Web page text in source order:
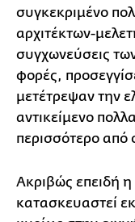
συγκεκριμένο
αρχιτέκτων-
συγχωνεύσεις
φορές,
μετέτρεψαν την
αντικείμενο
περισσότερο από
Ακριβώς επειδή
κατασκευαστεί